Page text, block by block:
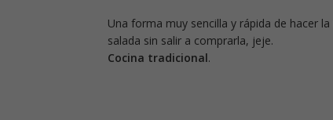
Una forma muy sencilla y rápida de hacer la
salada sin salir a comprarla, jeje.
Cocina tradicional.